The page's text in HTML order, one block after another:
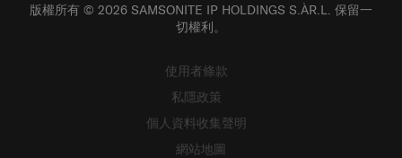
版權所有 © 2026 SAMSONITE IP HOLDINGS S.ÀR.L. 保留一
切權利。
使用者條款
私隱政策
個人資料收集聲明
網站地圖